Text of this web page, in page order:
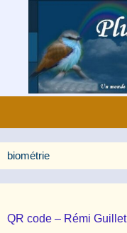
contenu
biométrie
QR code – Rémi Guillet